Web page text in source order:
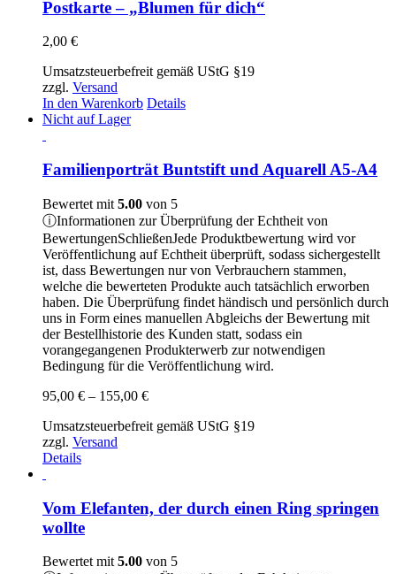
Postkarte – „Blumen für dich“
2,00 €
Umsatzsteuerbefreit gemäß UStG §19
zzgl. Versand
In den Warenkorb Details
Nicht auf Lager
Familienporträt Buntstift und Aquarell A5-A4
Bewertet mit 5.00 von 5
ⓘInformationen zur Überprüfung der Echtheit von
BewertungenSchließenJede Produktbewertung wird vor
Veröffentlichung auf Echtheit überprüft, sodass sichergestellt
ist, dass Bewertungen nur von Verbrauchern stammen,
welche die bewerteten Produkte auch tatsächlich erworben
haben. Die Überprüfung findet händisch und persönlich durch
uns in Form eines manuellen Abgleichs der Bewertung mit
der Bestellhistorie des Kunden statt, sodass ein
vorangegangenen Produkterwerb zur notwendigen
Bedingung für die Veröffentlichung wird.
95,00 € – 155,00 €Preisspanne:
bis
Umsatzsteuerbefreit gemäß UStG §19
zzgl. Versand
Details
Vom Elefanten, der durch einen Ring springen
wollte
Bewertet mit 5.00 von 5